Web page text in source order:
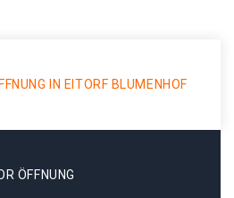
IN EITORF BLUMENHOF
ÖFFNUNG